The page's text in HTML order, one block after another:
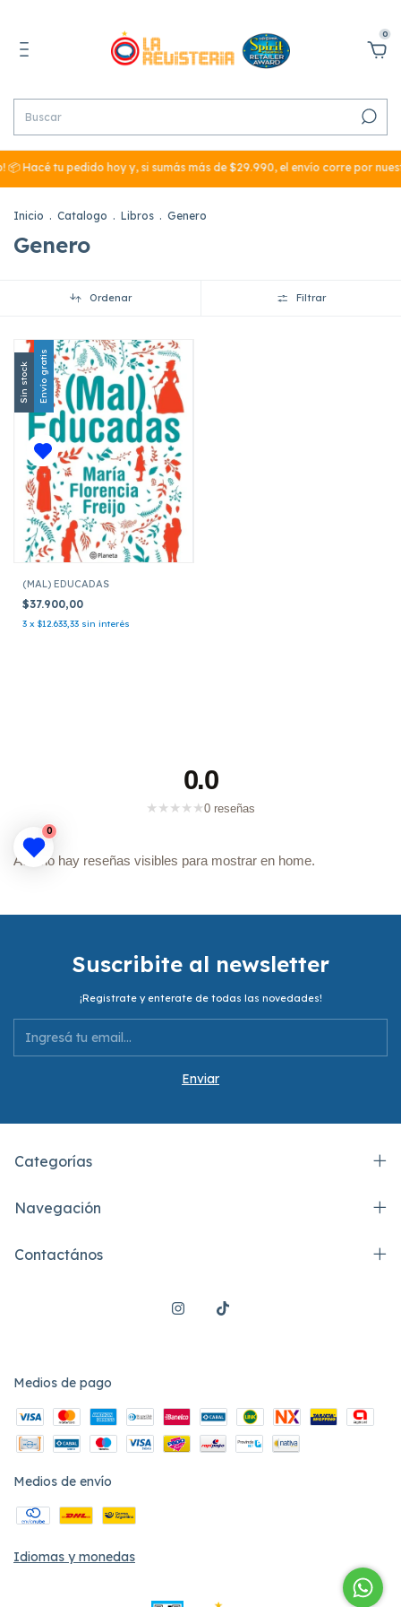
0
📦 Hacé tu pedido hoy y, si sumás más de $29.990, el envío corre por
Inicio . Catalogo . Libros . Genero
Genero
Ordenar Filtrar
Sin stock Envío gratis
(MAL) EDUCADAS
$37.900,00
3 x $12.633,33 sin interés
0.0
★ ★ ★ ★ ★0 reseñas
Aún no hay reseñas visibles para mostrar en home.
Suscribite al newsletter
¡Registrate y enterate de todas las novedades!
Categorías
Navegación
Contactános
Medios de pago
Medios de envío
Idiomas y monedas
0